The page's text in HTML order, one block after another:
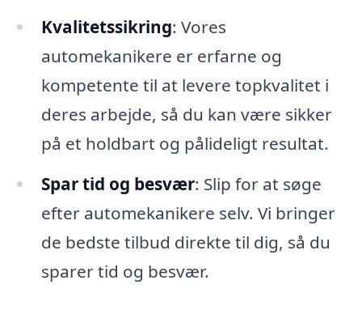
Kvalitetssikring: Vores
automekanikere er erfarne og
kompetente til at levere topkvalitet i
deres arbejde, så du kan være sikker
på et holdbart og pålideligt resultat.
Spar tid og besvær: Slip for at søge
efter automekanikere selv. Vi bringer
de bedste tilbud direkte til dig, så du
sparer tid og besvær.